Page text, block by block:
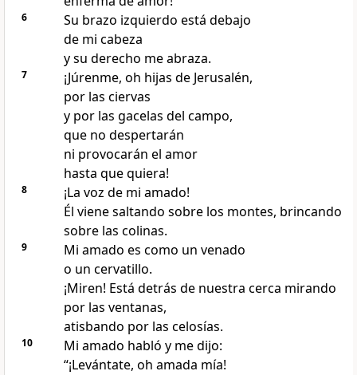
6
Su brazo izquierdo está debajo
de mi cabeza
y su derecho me abraza.
7
¡Júrenme, oh hijas de Jerusalén,
por las ciervas
y por las gacelas del campo,
que no despertarán
ni provocarán el amor
hasta que quiera!
8
¡La voz de mi amado!
Él viene saltando sobre los montes, brincando
sobre las colinas.
9
Mi amado es como un venado
o un cervatillo.
¡Miren! Está detrás de nuestra cerca mirando
por las ventanas,
atisbando por las celosías.
10
Mi amado habló y me dijo:
“¡Levántate, oh amada mía!